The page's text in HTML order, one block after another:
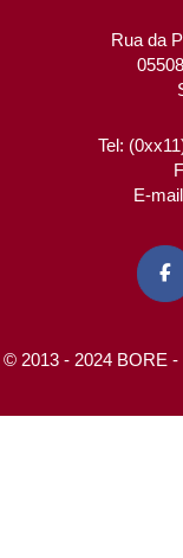
Rua da
Tel:
E-

© 2013 - 2024 BORE